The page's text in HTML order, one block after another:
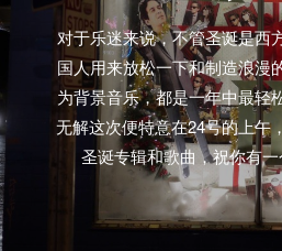
对于乐迷来说，不管圣诞是西
国人用来放松一下和制造浪漫
为背景音乐，都是一年中最轻
无解这次便特意在24号的上午
圣诞专辑和歌曲，祝你有一